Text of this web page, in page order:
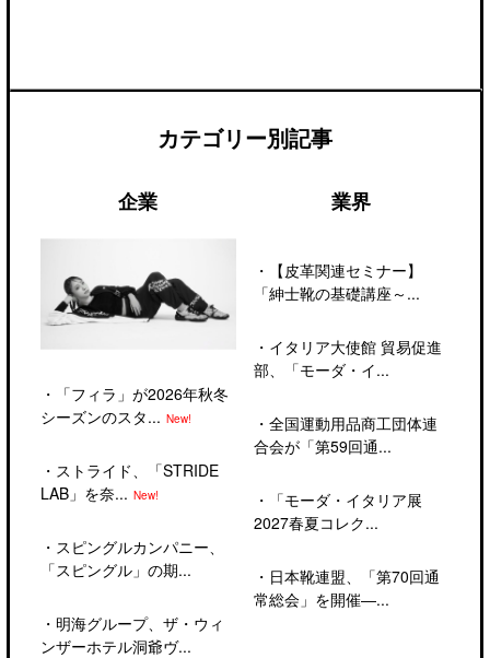
カテゴリー別記事
企業
・
「フィラ」が2026年秋冬
シーズンのスタ... New!
・ ストライド、「STRIDE
LAB」を奈... New!
・ スピングルカンパニー、
「スピングル」の期...
・ 明海グループ、ザ・ウィ
ンザーホテル洞爺ヴ...
業界
・
【皮革関連セミナー】
「紳士靴の基礎講座～...
・ イタリア大使館 貿易促進
部、「モーダ・イ...
・ 全国運動用品商工団体連
合会が「第59回通...
・
「モーダ・イタリア展
2027春夏コレク...
・ 日本靴連盟、「第70回通
常総会」を開催―...